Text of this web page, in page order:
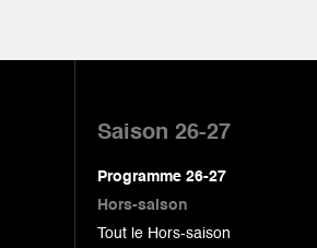
Saison 26-27
Programme 26-27
Hors-saison
Tout le Hors-saison